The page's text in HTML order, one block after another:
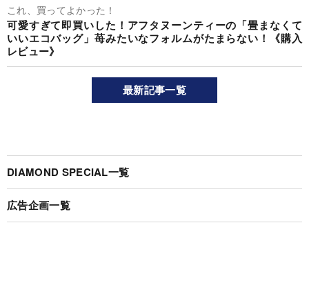
これ、買ってよかった！
可愛すぎて即買いした！アフタヌーンティーの「畳まなくて
いいエコバッグ」苺みたいなフォルムがたまらない！《購入
レビュー》
最新記事一覧
DIAMOND SPECIAL一覧
広告企画一覧